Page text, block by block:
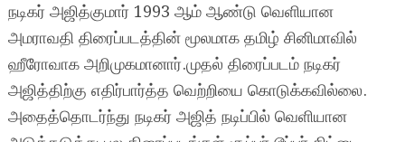
நடிகர் அஜித்குமார் 1993 ஆம் ஆண்டு வெளியான
அமராவதி திரைப்படத்தின் மூலமாக தமிழ் சினிமாவில்
ஹீரோவாக அறிமுகமானார்.முதல் திரைப்படம் நடிகர்
அஜித்திற்கு எதிர்பார்த்த வெற்றியை கொடுக்கவில்லை.
அதைத்தொடர்ந்து நடிகர் அஜித் நடிப்பில் வெளியான